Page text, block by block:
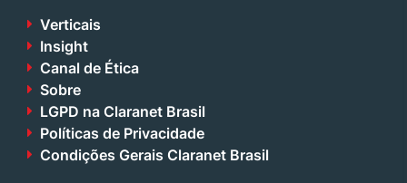
Verticais
Insight
Canal de Ética
Sobre
LGPD na Claranet Brasil
Políticas de Privacidade
Condições Gerais Claranet Brasil